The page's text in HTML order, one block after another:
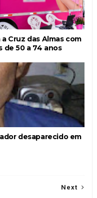
Cruz das Almas com
de 50 a 74 anos
desaparecido em
Next